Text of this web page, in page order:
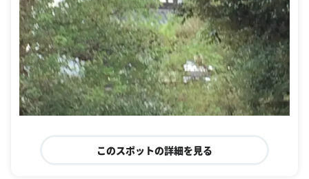
このスポットの詳細を見る